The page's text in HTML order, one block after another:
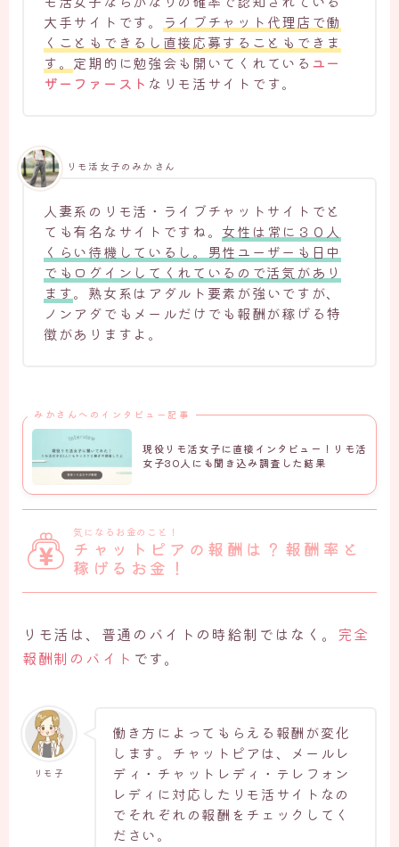
大手サイトです。
ライブチャット代理店で働
くこともできるし直接応募することもできま
す。 定期的に勉強会も開いてくれている ユー
ザーファースト なリモ活サイトです。
人妻系のリモ活・ライブチャットサイトでと
ても有名なサイトですね。 女性は常に３０人
くらい待機しているし。男性ユーザーも日中
でもログインしてくれているので活気があり
ます。熟女系はアダルト要素が強いですが、
ノンアダでもメールだけでも報酬が稼げる特
徴がありますよ。
リモ活女子のみかさん
みかさんへのインタビュー記事
現役リモ活女子に直接インタビュー！リモ活
女子30人にも聞き込み調査した結果
気になるお金のこと！
チャットピアの報酬は？報酬率と
稼げるお金！
リモ活は、普通のバイトの時給制ではなく。 完全
報酬制のバイト です。
リモ子
働き方によってもらえる報酬が変化
します。チャットピアは、メールレ
ディ・チャットレディ・テレフォン
レディに対応したリモ活サイトなの
でそれぞれの報酬をチェックしてく
ださい。